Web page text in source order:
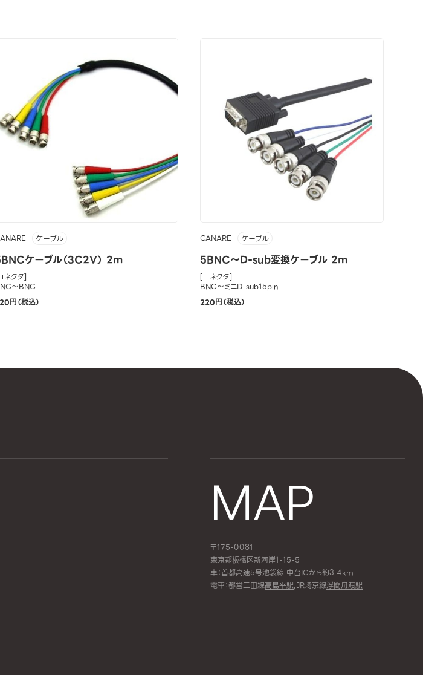
ケーブル
ケーブル（3C2V） 2m
ネクタ]
～BNC
円（税込）
CANARE ケーブル
5BNC～D-sub変換ケーブル 2m
[コネクタ]
BNC～ミニD-sub15pin
220円（税込）
MAP
〒175-0081
東京都板橋区新河岸1-15-5
車：首都高速5号池袋線 中台ICから約3.4km
電車：都営三田線高島平駅,JR埼京線浮間舟渡駅